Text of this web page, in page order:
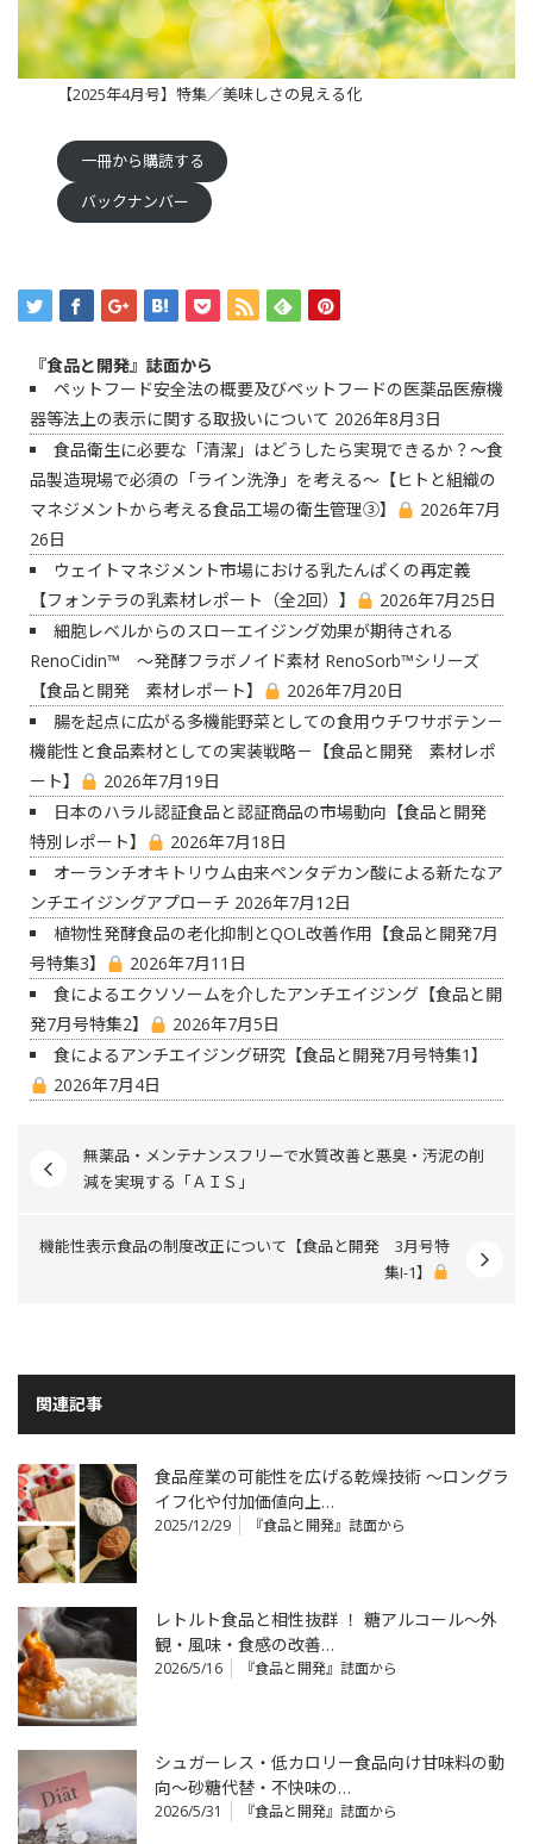
【2025年4月号】特集／美味しさの見える化
一冊から購読する
バックナンバー
『食品と開発』誌面から
ペットフード安全法の概要及びペットフードの医薬品医療機
器等法上の表示に関する取扱いについて 2026年8月3日
食品衛生に必要な「清潔」はどうしたら実現できるか？〜食
品製造現場で必須の「ライン洗浄」を考える〜【ヒトと組織の
マネジメントから考える食品工場の衛生管理③】
2026年7月
26日
ウェイトマネジメント市場における乳たんぱくの再定義
【フォンテラの乳素材レポート（全2回）】
2026年7月25日
細胞レベルからのスローエイジング効果が期待される
RenoCidin™ ～発酵フラボノイド素材 RenoSorb™シリーズ
【食品と開発 素材レポート】
2026年7月20日
腸を起点に広がる多機能野菜としての食用ウチワサボテン－
機能性と食品素材としての実装戦略－【食品と開発 素材レポ
ート】
2026年7月19日
日本のハラル認証食品と認証商品の市場動向【食品と開発
特別レポート】
2026年7月18日
オーランチオキトリウム由来ペンタデカン酸による新たなア
ンチエイジングアプローチ 2026年7月12日
植物性発酵食品の老化抑制とQOL改善作用【食品と開発7月
号特集3】
2026年7月11日
食によるエクソソームを介したアンチエイジング【食品と開
発7月号特集2】
2026年7月5日
食によるアンチエイジング研究【食品と開発7月号特集1】
2026年7月4日
無薬品・メンテナンスフリーで水質改善と悪臭・汚泥の削
減を実現する「ＡＩＳ」
機能性表示食品の制度改正について【食品と開発 3月号特
集I-1】
関連記事
食品産業の可能性を広げる乾燥技術 ～ロングラ
イフ化や付加価値向上…
2025/12/29 『食品と開発』誌面から
レトルト食品と相性抜群 ！ 糖アルコール～外
観・風味・食感の改善…
2026/5/16 『食品と開発』誌面から
シュガーレス・低カロリー食品向け甘味料の動
向～砂糖代替・不快味の…
2026/5/31 『食品と開発』誌面から